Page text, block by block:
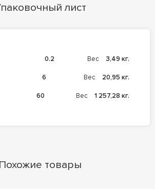
лист
0.2 Вес 3,49 кг.
6 Вес 20,95 кг.
60 Вес 1 257,28 кг.
Похожие товары